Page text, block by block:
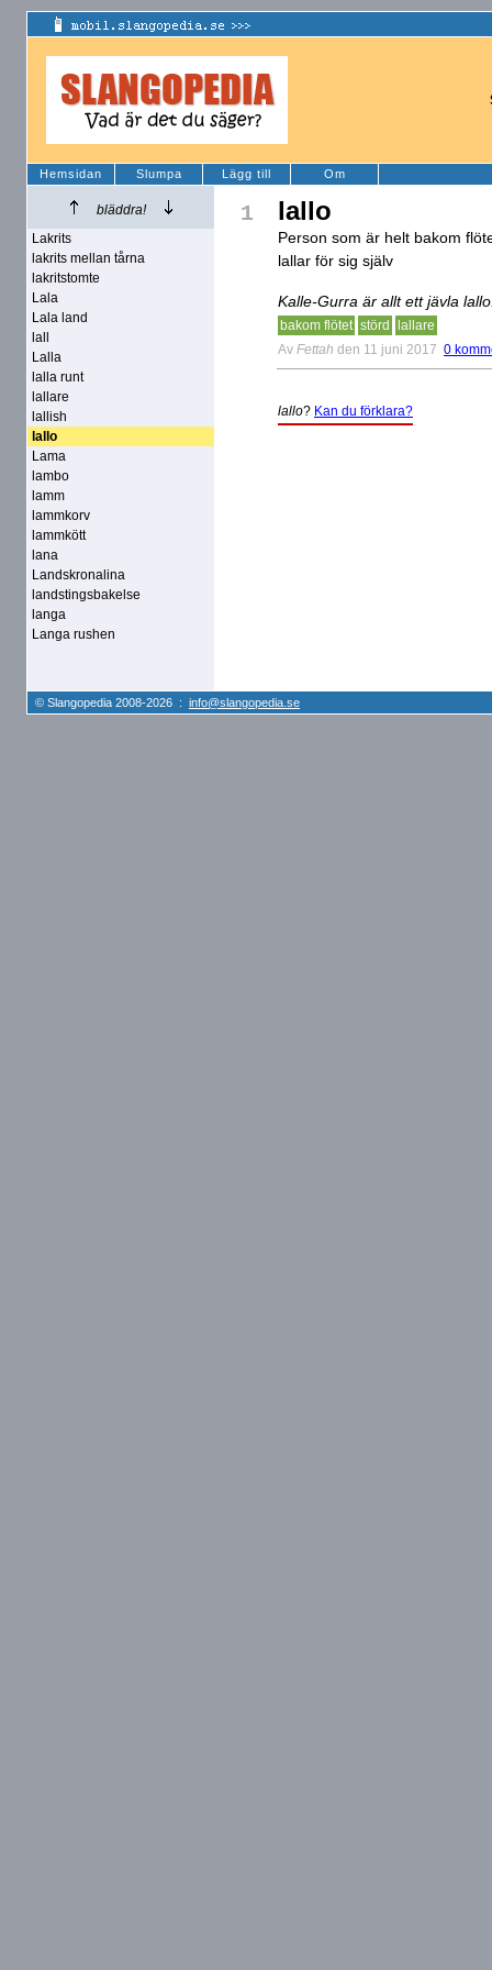
Hemsidan Slumpa Lägg till Om
bläddra!
Lakrits
lakrits mellan tårna
lakritstomte
Lala
Lala land
lall
Lalla
lalla runt
lallare
lallish
lallo
Lama
lambo
lamm
lammkorv
lammkött
lana
Landskronalina
landstingsbakelse
langa
Langa rushen
1 lallo
Person som är helt bakom
lallar för sig själv
Kalle-Gurra är allt ett jävla
bakom flötet störd
lallare
Av Fettah den 11 juni 2017 0
lallo? Kan du förklara?
© Slangopedia 2008-2026 : info@slangopedia.se